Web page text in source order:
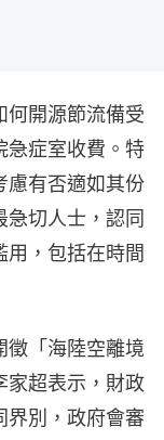
何開源節流備受
急症室收費。特
慮有否適如其份
切人士，認同
，包括在時間
徵「海陸空離境
家超表示，財政
界別，政府會審